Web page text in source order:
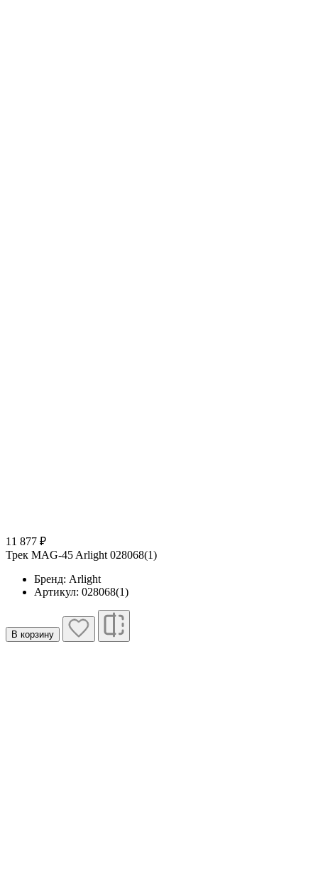
11 877 ₽
Трек MAG-45 Arlight 028068(1)
Бренд: Arlight
Артикул: 028068(1)
В корзину